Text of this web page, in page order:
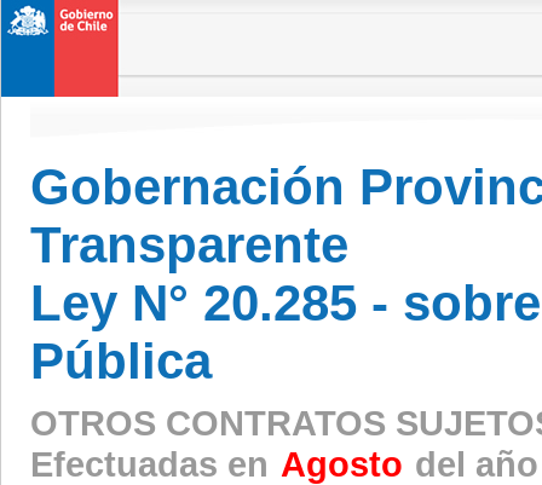
Gobernación
Transparente
Ley N° 20.285 -
Pública
OTROS CONTRATOS
Efectuadas en Agosto del